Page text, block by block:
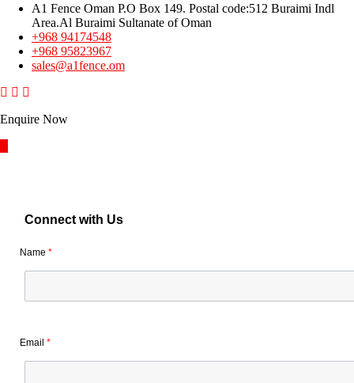
A1 Fence Oman P.O Box 149. Postal code:512 Buraimi Indl
Area.Al Buraimi Sultanate of Oman
+968 94174548
+968 95823967
sales@a1fence.om
Enquire Now
Connect with Us
Name *
Email *